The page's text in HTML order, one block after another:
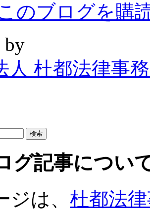
のブログを購
by
人 杜都法律事
グ記事につい
ジは、 杜都法